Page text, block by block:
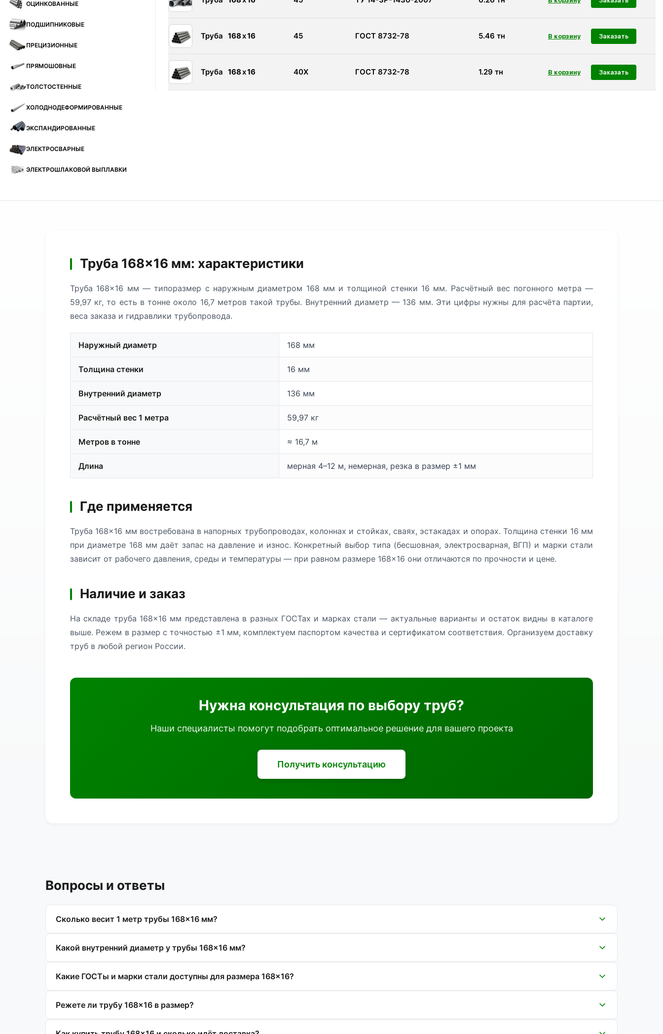
ОЦИНКОВАННЫЕ
ПОДШИПНИКОВЫЕ
ПРЕЦИЗИОННЫЕ
ПРЯМОШОВНЫЕ
ТОЛСТОСТЕННЫЕ
ХОЛОДНОДЕФОРМИРОВАННЫЕ
ЭКСПАНДИРОВАННЫЕ
ЭЛЕКТРОСВАРНЫЕ
ЭЛЕКТРОШЛАКОВОЙ ВЫПЛАВКИ
Труба 168x16 45 ГОСТ 8732-78 5.46 тн Заказать
Труба 168x16 40Х ГОСТ 8732-78 1.29 тн Заказать
Труба 168×16 мм: характеристики
Труба 168×16 мм — типоразмер с наружным диаметром 168 мм и толщиной стенки 16 мм. Расчётный вес погонного метра —
59,97 кг, то есть в тонне около 16,7 метров такой трубы. Внутренний диаметр — 136 мм. Эти цифры нужны для расчёта партии,
веса заказа и гидравлики трубопровода.
Наружный диаметр 168 мм
Толщина стенки 16 мм
Внутренний диаметр 136 мм
Расчётный вес 1 метра 59,97 кг
Метров в тонне ≈ 16,7 м
Длина мерная 4–12 м, немерная, резка в размер ±1 мм
Где применяется
Труба 168×16 мм востребована в напорных трубопроводах, колоннах и стойках, сваях, эстакадах и опорах. Толщина стенки 16 мм
при диаметре 168 мм даёт запас на давление и износ. Конкретный выбор типа (бесшовная, электросварная, ВГП) и марки стали
зависит от рабочего давления, среды и температуры — при равном размере 168×16 они отличаются по прочности и цене.
Наличие и заказ
На складе труба 168×16 мм представлена в разных ГОСТах и марках стали — актуальные варианты и остаток видны в каталоге
выше. Режем в размер с точностью ±1 мм, комплектуем паспортом качества и сертификатом соответствия. Организуем доставку
труб в любой регион России.
Нужна консультация по выбору труб?
Наши специалисты помогут подобрать оптимальное решение для вашего проекта
Получить консультацию
Вопросы и ответы
Сколько весит 1 метр трубы 168×16 мм?
Какой внутренний диаметр у трубы 168×16 мм?
Какие ГОСТы и марки стали доступны для размера 168×16?
Режете ли трубу 168×16 в размер?